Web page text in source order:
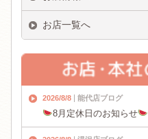
お店一覧へ
2026/8/8 能代店ブログ
8月定休日のお知らせ